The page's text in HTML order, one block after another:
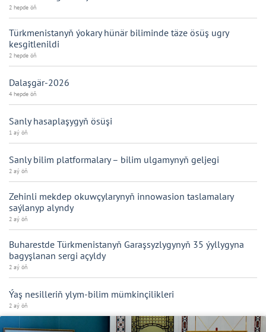
2 hepde öň
Türkmenistanyň ýokary hünär biliminde täze ösüş ugry
kesgitlenildi
2 hepde öň
Dalaşgär-2026
4 hepde öň
Sanly hasaplaşygyň ösüşi
1 aý öň
Sanly bilim platformalary – bilim ulgamynyň geljegi
2 aý öň
Zehinli mekdep okuwçylarynyň innowasion taslamalary
saýlanyp alyndy
2 aý öň
Buharestde Türkmenistanyň Garaşsyzlygynyň 35 ýyllygyna
bagyşlanan sergi açyldy
2 aý öň
Ýaş nesilleriň ylym-bilim mümkinçilikleri
2 aý öň